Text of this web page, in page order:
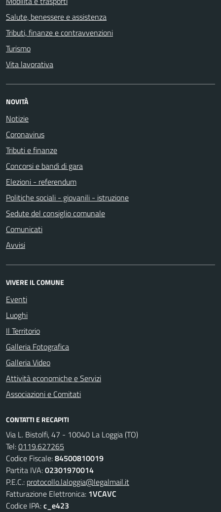
Salute, benessere e assistenza
Tributi, finanze e contravvenzioni
Turismo
Vita lavorativa
NOVITÀ
Notizie
Coronavirus
Tributi e finanze
Concorsi e bandi di gara
Elezioni - referendum
Politiche sociali - giovanili - istruzione
Sedute del consiglio comunale
Comunicati
Avvisi
VIVERE IL COMUNE
Eventi
Luoghi
Il Territorio
Galleria Fotografica
Galleria Video
Attività economiche e Servizi
Associazioni e Comitati
CONTATTI E RECAPITI
Via L. Bistolfi, 47 - 10040 La Loggia (TO)
Tel:0119.627265
Codice Fiscale:84500810019
Partita IVA:02301970014
P.E.C.: protocollo.laloggia@legalmail.it
Fatturazione Elettronica: 1VCAVC
Codice IPA:c_e423